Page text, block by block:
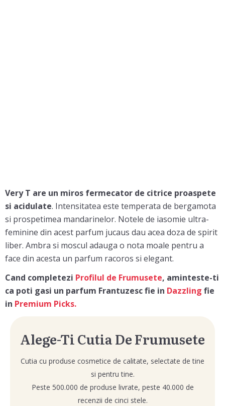
Very T are un miros fermecator de citrice proaspete
si acidulate. Intensitatea este temperata de bergamota
si prospetimea mandarinelor. Notele de iasomie ultra-
feminine din acest parfum jucaus dau acea doza de spirit
liber. Ambra si moscul adauga o nota moale pentru a
face din acesta un parfum racoros si elegant.
Cand completezi Profilul de Frumusete, aminteste-ti
ca poti gasi un parfum Frantuzesc fie in Dazzling fie
in Premium Picks.
Alege-Ti Cutia De Frumusete
Cutia cu produse cosmetice de calitate, selectate de tine
si pentru tine.
Peste 500.000 de produse livrate, peste 40.000 de
recenzii de cinci stele.